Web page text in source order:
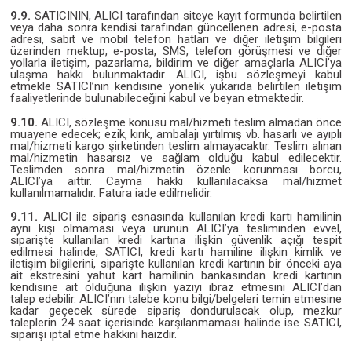
9.9. SATICININ, ALICI tarafından siteye kayıt formunda belirtilen
veya daha sonra kendisi tarafından güncellenen adresi, e-posta
adresi, sabit ve mobil telefon hatları ve diğer iletişim bilgileri
üzerinden mektup, e-posta, SMS, telefon görüşmesi ve diğer
yollarla iletişim, pazarlama, bildirim ve diğer amaçlarla ALICI’ya
ulaşma hakkı bulunmaktadır. ALICI, işbu sözleşmeyi kabul
etmekle SATICI’nın kendisine yönelik yukarıda belirtilen iletişim
faaliyetlerinde bulunabileceğini kabul ve beyan etmektedir.
9.10. ALICI, sözleşme konusu mal/hizmeti teslim almadan önce
muayene edecek; ezik, kırık, ambalajı yırtılmış vb. hasarlı ve ayıplı
mal/hizmeti kargo şirketinden teslim almayacaktır. Teslim alınan
mal/hizmetin hasarsız ve sağlam olduğu kabul edilecektir.
Teslimden sonra mal/hizmetin özenle korunması borcu,
ALICI’ya aittir. Cayma hakkı kullanılacaksa mal/hizmet
kullanılmamalıdır. Fatura iade edilmelidir.
9.11. ALICI ile sipariş esnasında kullanılan kredi kartı hamilinin
aynı kişi olmaması veya ürünün ALICI’ya tesliminden evvel,
siparişte kullanılan kredi kartına ilişkin güvenlik açığı tespit
edilmesi halinde, SATICI, kredi kartı hamiline ilişkin kimlik ve
iletişim bilgilerini, siparişte kullanılan kredi kartının bir önceki aya
ait ekstresini yahut kart hamilinin bankasından kredi kartının
kendisine ait olduğuna ilişkin yazıyı ibraz etmesini ALICI’dan
talep edebilir. ALICI’nın talebe konu bilgi/belgeleri temin etmesine
kadar geçecek sürede sipariş dondurulacak olup, mezkur
taleplerin 24 saat içerisinde karşılanmaması halinde ise SATICI,
siparişi iptal etme hakkını haizdir.